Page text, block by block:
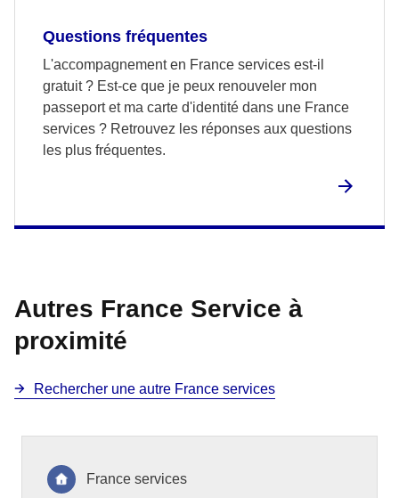
Questions fréquentes
L'accompagnement en France services est-il
gratuit ? Est-ce que je peux renouveler mon
passeport et ma carte d'identité dans une France
services ? Retrouvez les réponses aux questions
les plus fréquentes.
Autres France Service à
proximité
Rechercher une autre France services
France services